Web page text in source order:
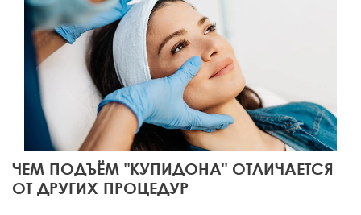
ЧЕМ ПОДЪЁМ "КУПИДОНА" ОТЛИЧАЕТСЯ
ОТ ДРУГИХ ПРОЦЕДУР